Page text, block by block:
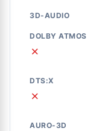
3D-AUDIO
DOLBY ATMOS
✗
DTS:X
✗
AURO-3D